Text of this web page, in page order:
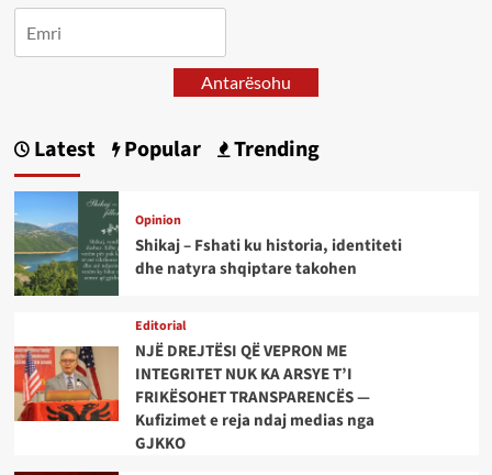
Antarësohu
Latest Popular Trending
Opinion
Shikaj – Fshati ku historia, identiteti
dhe natyra shqiptare takohen
Editorial
NJË DREJTËSI QË VEPRON ME
INTEGRITET NUK KA ARSYE T’I
FRIKËSOHET TRANSPARENCËS —
Kufizimet e reja ndaj medias nga
GJKKO